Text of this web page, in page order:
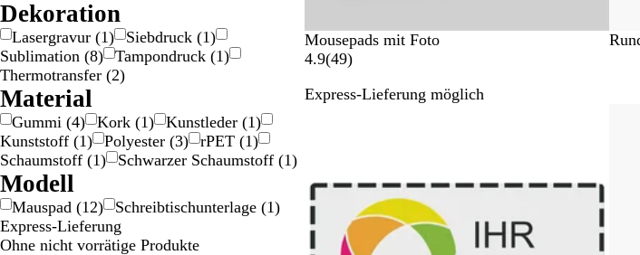
rDekoration
Lasergravur (1) Siebdruck (1)
Sublimation (8) Tampondruck (1)
Thermotransfer (2)
Material
Gummi (4) Kork (1) Kunstleder (1)
Kunststoff (1) Polyester (3) rPET (1)
Schaumstoff (1) Schwarzer Schaumstoff (1)
Modell
Mauspad (12) Schreibtischunterlage (1)
Express-Lieferung
Ohne nicht vorrätige Produkte
W
e
ß
Mousepads mit Foto
4.9(494
B
t
n
g
)
Express-Lieferung möglich
W